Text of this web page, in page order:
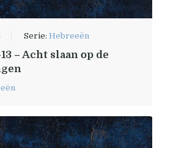
Serie:Hebreeën
– Acht slaan op de